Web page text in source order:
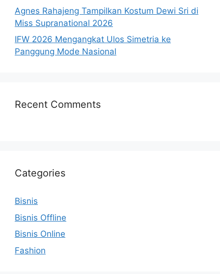
Agnes Rahajeng Tampilkan Kostum Dewi Sri di
Miss Supranational 2026
IFW 2026 Mengangkat Ulos Simetria ke
Panggung Mode Nasional
Recent Comments
Categories
Bisnis
Bisnis Offline
Bisnis Online
Fashion